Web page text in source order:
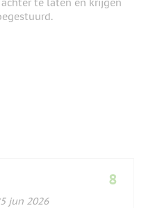
te laten en krijgen
juni 2026
jun 2026
8